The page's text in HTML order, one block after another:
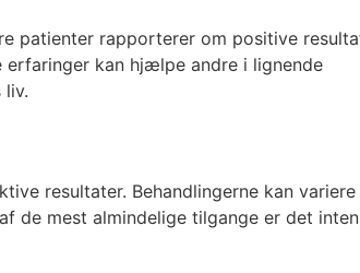
patienter rapporterer om positive
kan hjælpe andre i lignende
liv.
resultater. Behandlingerne kan variere
de mest almindelige tilgange er det